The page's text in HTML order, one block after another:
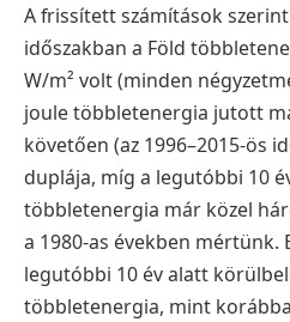
A frissített számítások szerint
időszakban a Föld
W/m² volt (minden
joule többletenergia jutott
követően (az 1996–2015-ös
duplája, míg a legutóbbi 10
többletenergia már közel
a 1980-as években mértünk.
legutóbbi 10 év alatt
többletenergia, mint